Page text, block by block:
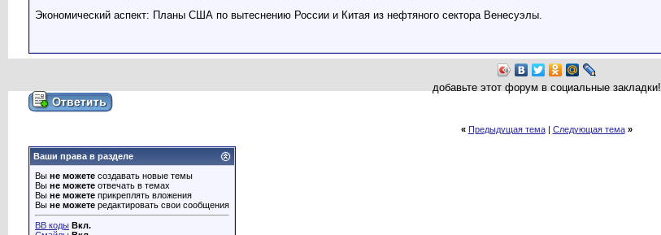
Экономический аспект: Планы США по вытеснению России и Китая из нефтяного сектора Венесуэлы.
добавьте этот форум в социальные закладки!
« Предыдущая тема| Следующая тема »
Ваши права в разделе
Вы не можете создавать новые темы
Вы не можете отвечать в темах
Вы не можете прикреплять вложения
Вы не можете редактировать свои сообщения
BB коды Вкл.